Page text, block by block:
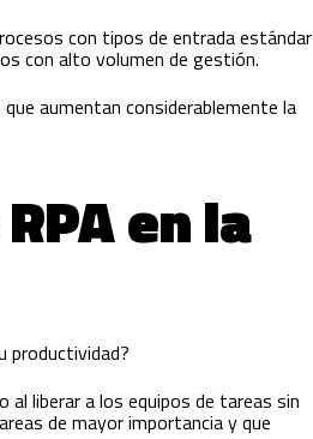
con tipos de entrada estándar
con alto volumen de gestión.
aumentan considerablemente la
en la
productividad?
liberar a los equipos de tareas sin
de mayor importancia y que